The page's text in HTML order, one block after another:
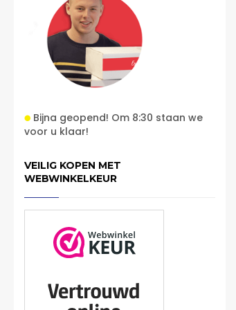
Bijna geopend! Om 8:30 staan we
voor u klaar!
VEILIG KOPEN MET
WEBWINKELKEUR